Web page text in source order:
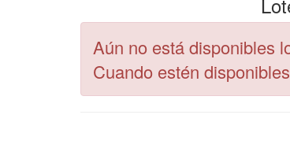
Aún no está disponibles
Cuando estén